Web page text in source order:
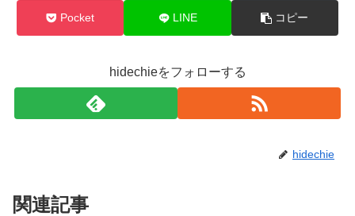
Pocket LINE コピー
hidechieをフォローする
hidechie
関連記事